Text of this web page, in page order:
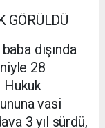
GÖRÜLDÜ
dışında
28
Hukuk
vasi
3 yıl sürdü,